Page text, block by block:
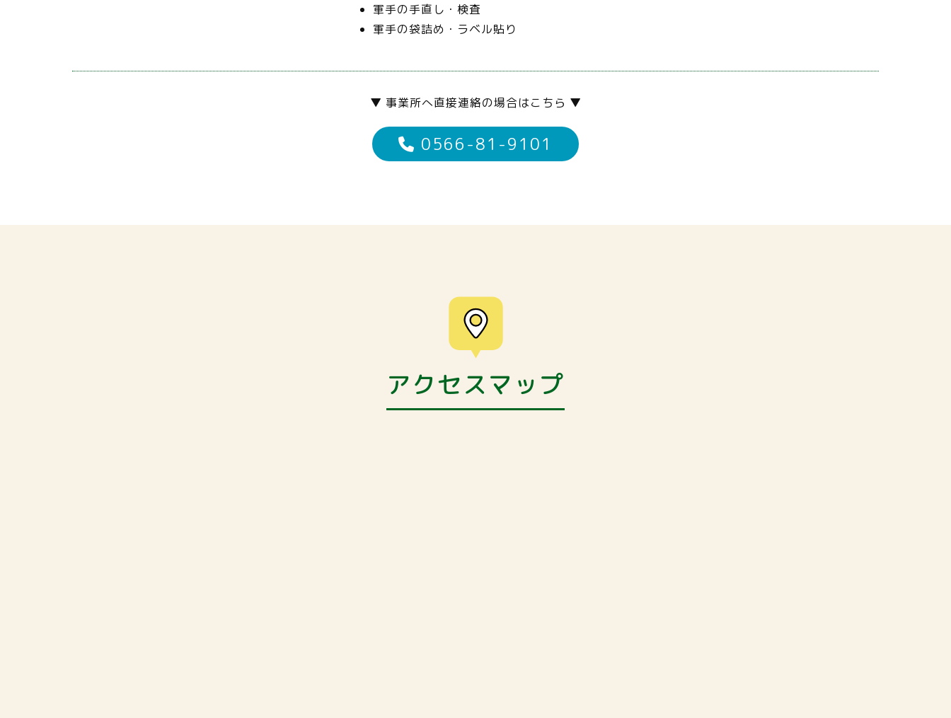
軍手の手直し・検査
軍手の袋詰め・ラベル貼り
▼ 事業所へ直接連絡の場合はこちら ▼
0566-81-9101
アクセスマップ